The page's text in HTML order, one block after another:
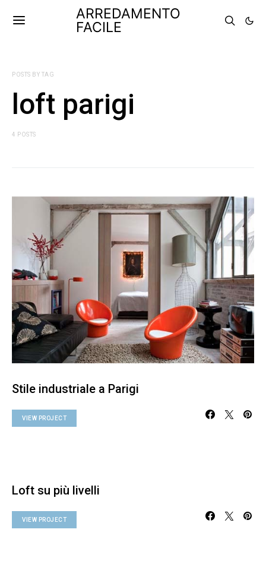
ARREDAMENTO
FACILE
POSTS BY TAG
loft parigi
4 POSTS
Stile industriale a Parigi
VIEW PROJECT
Loft su più livelli
VIEW PROJECT